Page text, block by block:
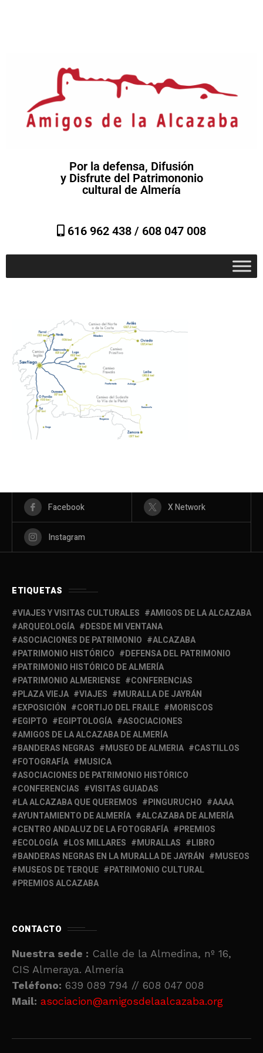
Por la defensa, Difusión
y Disfrute del Patrimononio
cultural de Almería
616 962 438 / 608 047 008
Facebook X Network
Instagram
ETIQUETAS
VIAJES Y VISITAS CULTURALES
AMIGOS DE LA ALCAZABA
ARQUEOLOGÍA
DESDE MI VENTANA
ASOCIACIONES DE PATRIMONIO
ALCAZABA
PATRIMONIO HISTÓRICO
DEFENSA DEL PATRIMONIO
PATRIMONIO HISTÓRICO DE ALMERÍA
PATRIMONIO ALMERIENSE
CONFERENCIAS
PLAZA VIEJA
VIAJES
MURALLA DE JAYRÁN
EXPOSICIÓN
CORTIJO DEL FRAILE
MORISCOS
EGIPTO
EGIPTOLOGÍA
ASOCIACIONES
AMIGOS DE LA ALCAZABA DE ALMERÍA
BANDERAS NEGRAS
MUSEO DE ALMERIA
CASTILLOS
FOTOGRAFÍA
MUSICA
ASOCIACIONES DE PATRIMONIO HISTÓRICO
CONFERENCIAS
VISITAS GUIADAS
LA ALCAZABA QUE QUEREMOS
PINGURUCHO
AAAA
AYUNTAMIENTO DE ALMERÍA
ALCAZABA DE ALMERÍA
CENTRO ANDALUZ DE LA FOTOGRAFÍA
PREMIOS
ECOLOGÍA
LOS MILLARES MURALLAS
LIBRO
BANDERAS NEGRAS EN LA MURALLA DE JAYRÁN
MUSEOS
MUSEOS DE TERQUE
PATRIMONIO CULTURAL
PREMIOS ALCAZABA
CONTACTO
Nuestra sede : Calle de la Almedina, nº 16,
CIS Almeraya. Almería
Teléfono: 639 089 794 // 608 047 008
Mail: asociacion@amigosdelaalcazaba.org